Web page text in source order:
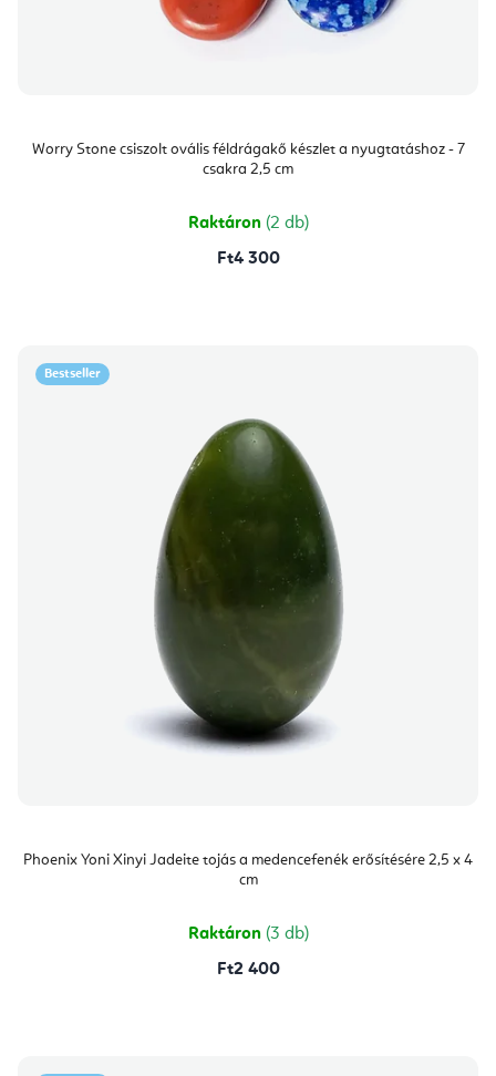
Worry Stone csiszolt ovális féldrágakő készlet a nyugtatáshoz - 7
csakra 2,5 cm
Raktáron (2 db)
Ft4 300
Bestseller
Phoenix Yoni Xinyi Jadeite tojás a medencefenék erősítésére 2,5 x 4
cm
Raktáron (3 db)
Ft2 400